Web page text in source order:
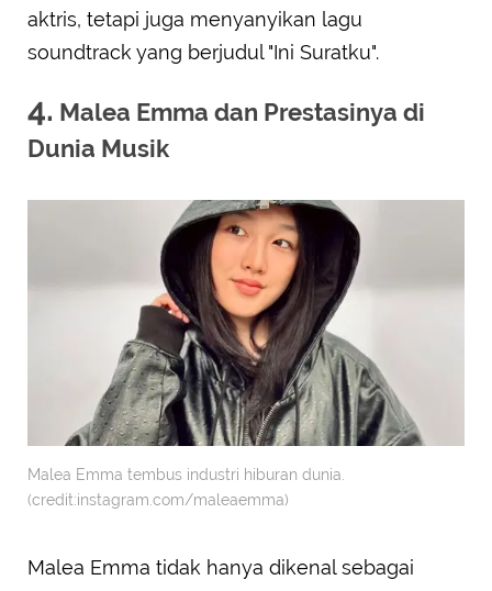
aktris, tetapi juga menyanyikan lagu
soundtrack yang berjudul "Ini Suratku".
4. Malea Emma dan Prestasinya di
Dunia Musik
Malea Emma tembus industri hiburan dunia.
(credit:instagram.com/maleaemma)
Malea Emma tidak hanya dikenal sebagai